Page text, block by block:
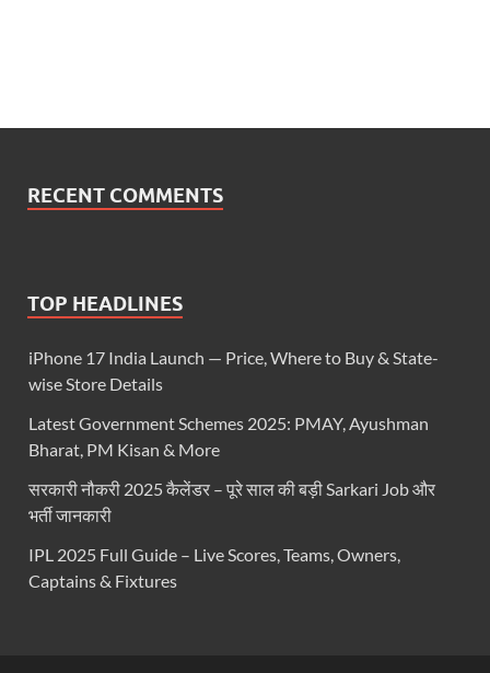
RECENT COMMENTS
TOP HEADLINES
iPhone 17 India Launch — Price, Where to Buy & State-
wise Store Details
Latest Government Schemes 2025: PMAY, Ayushman
Bharat, PM Kisan & More
सरकारी नौकरी 2025 कैलेंडर – पूरे साल की बड़ी Sarkari Job और
भर्ती जानकारी
IPL 2025 Full Guide – Live Scores, Teams, Owners,
Captains & Fixtures